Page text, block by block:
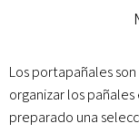
Los portapañales
organizar los
preparado una